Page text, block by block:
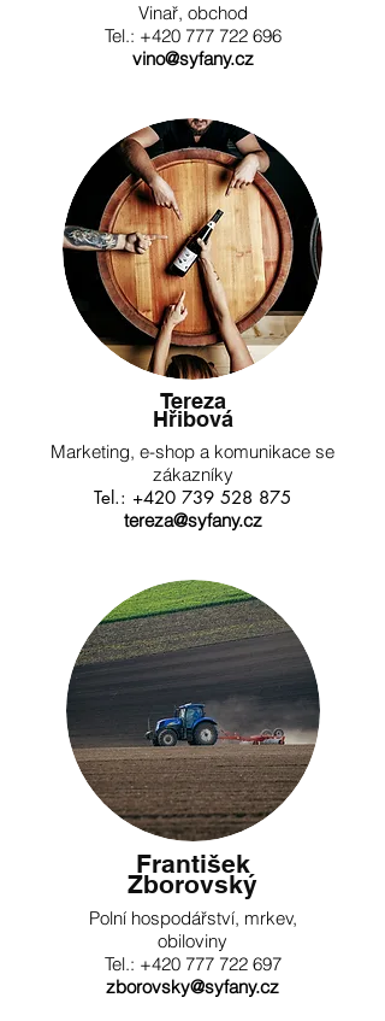
Vinař, obchod
Tel.: +420 777 722 696
vino@syfany.cz
Tereza
Hřibová
Marketing, e-shop a komunikace se
zákazníky
Tel.: +420 739 528 875
tereza@syfany.cz
František
Zborovský
Polní hospodářství, mrkev,
obiloviny
Tel.: +420 777 722 697
zborovsky@syfany.cz